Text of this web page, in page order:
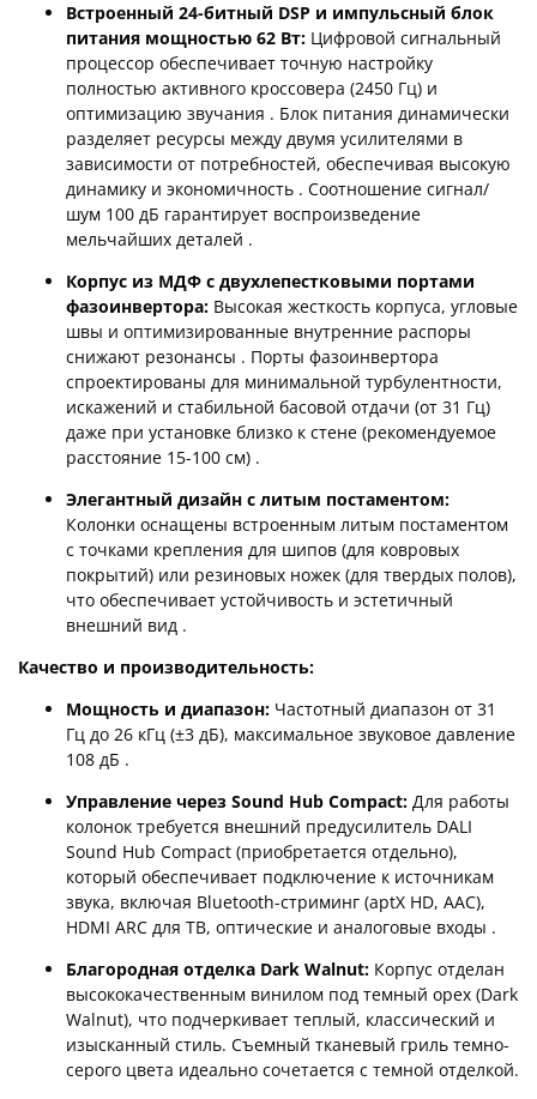
Встроенный 24-битный DSP и импульсный блок
питания мощностью 62 Вт: Цифровой сигнальный
процессор обеспечивает точную настройку
полностью активного кроссовера (2450 Гц) и
оптимизацию звучания . Блок питания динамически
разделяет ресурсы между двумя усилителями в
зависимости от потребностей, обеспечивая высокую
динамику и экономичность . Соотношение сигнал/
шум 100 дБ гарантирует воспроизведение
мельчайших деталей .
Корпус из МДФ с двухлепестковыми портами
фазоинвертора: Высокая жесткость корпуса, угловые
швы и оптимизированные внутренние распоры
снижают резонансы . Порты фазоинвертора
спроектированы для минимальной турбулентности,
искажений и стабильной басовой отдачи (от 31 Гц)
даже при установке близко к стене (рекомендуемое
расстояние 15-100 см) .
Элегантный дизайн с литым постаментом:
Колонки оснащены встроенным литым постаментом
с точками крепления для шипов (для ковровых
покрытий) или резиновых ножек (для твердых полов),
что обеспечивает устойчивость и эстетичный
внешний вид .
Качество и производительность:
Мощность и диапазон: Частотный диапазон от 31
Гц до 26 кГц (±3 дБ), максимальное звуковое давление
108 дБ .
Управление через Sound Hub Compact: Для работы
колонок требуется внешний предусилитель DALI
Sound Hub Compact (приобретается отдельно),
который обеспечивает подключение к источникам
звука, включая Bluetooth-стриминг (aptX HD, AAC),
HDMI ARC для ТВ, оптические и аналоговые входы .
Благородная отделка Dark Walnut: Корпус отделан
высококачественным винилом под темный орех (Dark
Walnut), что подчеркивает теплый, классический и
изысканный стиль. Съемный тканевый гриль темно-
серого цвета идеально сочетается с темной отделкой.